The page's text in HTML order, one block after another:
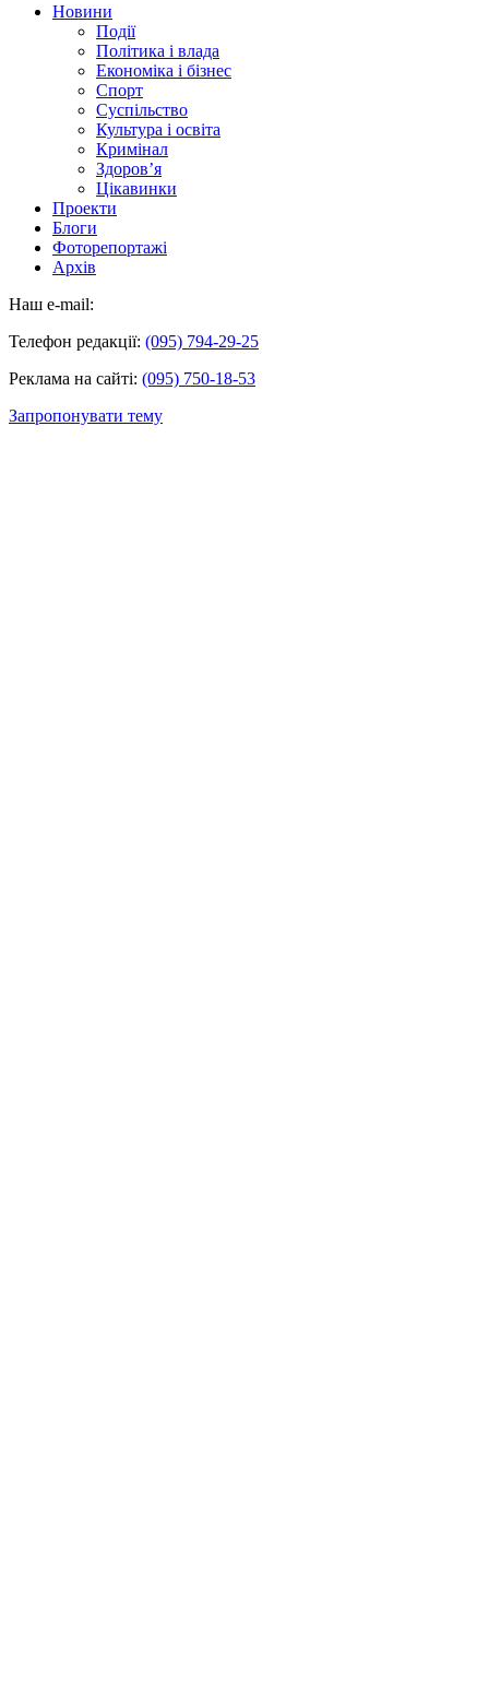
Новини
Події
Політика і влада
Економіка і бізнес
Спорт
Суспільство
Культура і освіта
Кримінал
Здоров’я
Цікавинки
Проекти
Блоги
Фоторепортажі
Архів
Наш e-mail:
Телефон редакції: (095) 794-29-25
Реклама на сайті: (095) 750-18-53
Запропонувати тему